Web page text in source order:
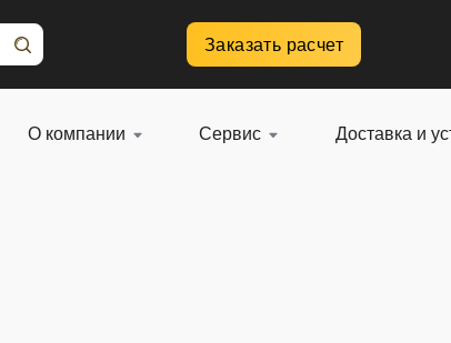
Заказать расчет
О компании Сервис Доставка и